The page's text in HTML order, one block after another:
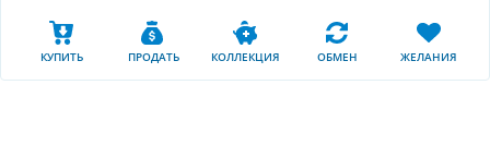
КУПИТЬ ПРОДАТЬ КОЛЛЕКЦИЯ ОБМЕН ЖЕЛАНИЯ